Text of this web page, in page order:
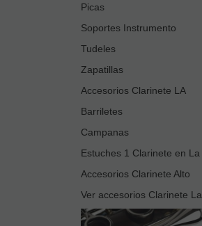
Picas
Soportes Instrumento
Tudeles
Zapatillas
Accesorios Clarinete LA
Barriletes
Campanas
Estuches 1 Clarinete en La
Accesorios Clarinete Alto
Ver accesorios Clarinete La